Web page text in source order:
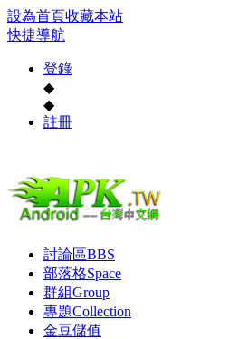
設為首頁收藏本站
快捷導航
登錄
◆
◆
註冊
討論區BBS
部落格Space
群組Group
專題Collection
金豆儲值